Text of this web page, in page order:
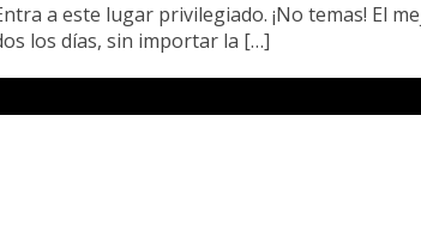
a este lugar privilegiado. ¡No temas! El
los días, sin importar la […]